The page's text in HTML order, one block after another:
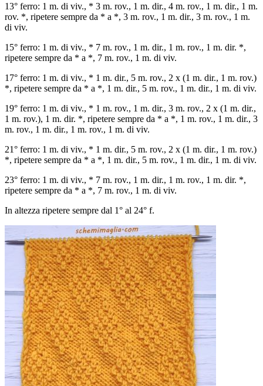
13° ferro: 1 m. di viv., * 3 m. rov., 1 m. dir., 4 m. rov., 1 m. dir., 1 m.
rov. *, ripetere sempre da * a *, 3 m. rov., 1 m. dir., 3 m. rov., 1 m.
di viv.
15° ferro: 1 m. di viv., * 7 m. rov., 1 m. dir., 1 m. rov., 1 m. dir. *,
ripetere sempre da * a *, 7 m. rov., 1 m. di viv.
17° ferro: 1 m. di viv., * 1 m. dir., 5 m. rov., 2 х (1 m. dir., 1 m. rov.)
*, ripetere sempre da * a *, 1 m. dir., 5 m. rov., 1 m. dir., 1 m. di viv.
19° ferro: 1 m. di viv., * 1 m. rov., 1 m. dir., 3 m. rov., 2 х (1 m. dir.,
1 m. rov.), 1 m. dir. *, ripetere sempre da * a *, 1 m. rov., 1 m. dir., 3
m. rov., 1 m. dir., 1 m. rov., 1 m. di viv.
21° ferro: 1 m. di viv., * 1 m. dir., 5 m. rov., 2 х (1 m. dir., 1 m. rov.)
*, ripetere sempre da * a *, 1 m. dir., 5 m. rov., 1 m. dir., 1 m. di viv.
23° ferro: 1 m. di viv., * 7 m. rov., 1 m. dir., 1 m. rov., 1 m. dir. *,
ripetere sempre da * a *, 7 m. rov., 1 m. di viv.
In altezza ripetere sempre dal 1° al 24° f.